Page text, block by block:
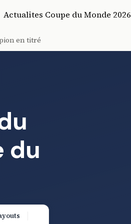
Actualites Coupe du Monde 2026
en titré
du